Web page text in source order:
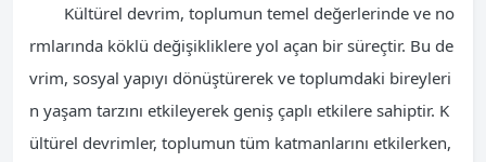
Kültürel devrim, toplumun temel değerlerinde ve no
rmlarında köklü değişikliklere yol açan bir süreçtir. Bu de
vrim, sosyal yapıyı dönüştürerek ve toplumdaki bireyleri
n yaşam tarzını etkileyerek geniş çaplı etkilere sahiptir. K
ültürel devrimler, toplumun tüm katmanlarını etkilerken,